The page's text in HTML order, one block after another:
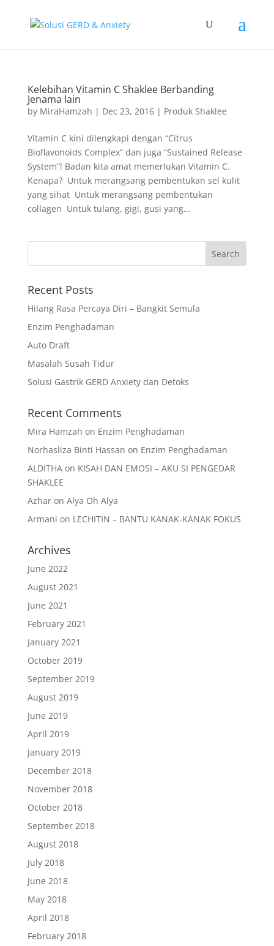
Kelebihan Vitamin C Shaklee Berbanding
Jenama lain
by MiraHamzah | Dec 23, 2016| Produk Shaklee
Vitamin C kini dilengkapi dengan “Citrus
Bioflavonoids Complex” dan juga “Sustained Release
System”! Badan kita amat memerlukan Vitamin C.
Kenapa? Untuk merangsang pembentukan sel kulit
yang sihat Untuk merangsang pembentukan
collagen Untuk tulang, gigi, gusi yang...
Recent Posts
Hilang Rasa Percaya Diri – Bangkit Semula
Enzim Penghadaman
Auto Draft
Masalah Susah Tidur
Solusi Gastrik GERD Anxiety dan Detoks
Recent Comments
Mira Hamzah on Enzim Penghadaman
Norhasliza Binti Hassan on Enzim Penghadaman
ALDITHAon KISAH DAN EMOSI – AKU SI PENGEDAR
SHAKLEE
Azharon Alya Oh Alya
Armani on LECHITIN – BANTU KANAK-KANAK FOKUS
Archives
June 2022
August 2021
June 2021
February 2021
January 2021
October 2019
September 2019
August 2019
June 2019
April 2019
January 2019
December 2018
November 2018
October 2018
September 2018
August 2018
July 2018
June 2018
May 2018
April 2018
February 2018